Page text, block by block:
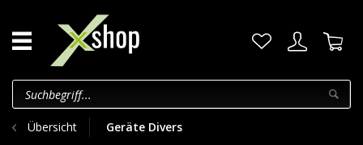
Übersicht Geräte Divers